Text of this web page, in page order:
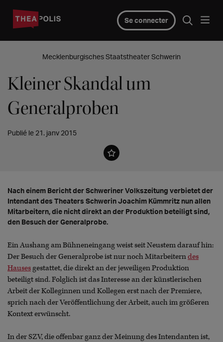
Se connecter
Mecklenburgisches Staatstheater Schwerin
Kleiner Skandal um
Generalproben
Publié le 21. janv 2015
Nach einem Bericht der Schweriner Volkszeitung verbietet der
Intendant des Theaters Schwerin Joachim Kümmritz nun allen
Mitarbeitern, die nicht direkt an der Produktion beteiligt sind,
den Besuch der Generalprobe.
Ein Aushang am Bühneneingang weist seit Neustem darauf hin:
Der Besuch der Generalprobe ist nur noch Mitarbeiterndes
Hausesgestattet, die direkt an der jeweiligen Produktion
beteiligt sind. Folglich ist das Interesse an der künstlerischen
Arbeit der Kolleginnen und Kollegen erst nach der Premiere,
sprich nach der Veröffentlichung der Arbeit, auch im größeren
Kontext erwünscht.
In der SZV, die offenbar ganz der Meinung des Intendanten ist,